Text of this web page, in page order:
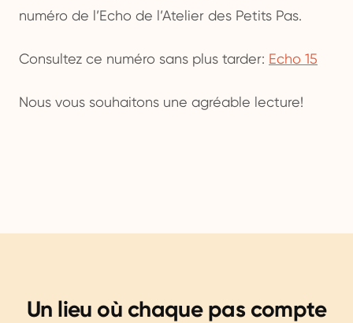
numéro de l’Echo de l’Atelier des Petits Pas.
Consultez ce numéro sans plus tarder: Echo 15
Nous vous souhaitons une agréable lecture!
Un lieu où chaque pas compte